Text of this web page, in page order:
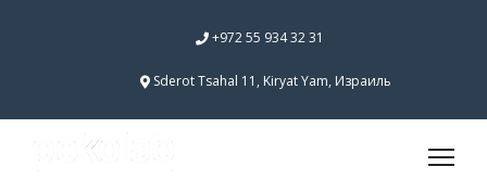
+972 55 934 32 31
Sderot Tsahal 11, Kiryat Yam, Израиль